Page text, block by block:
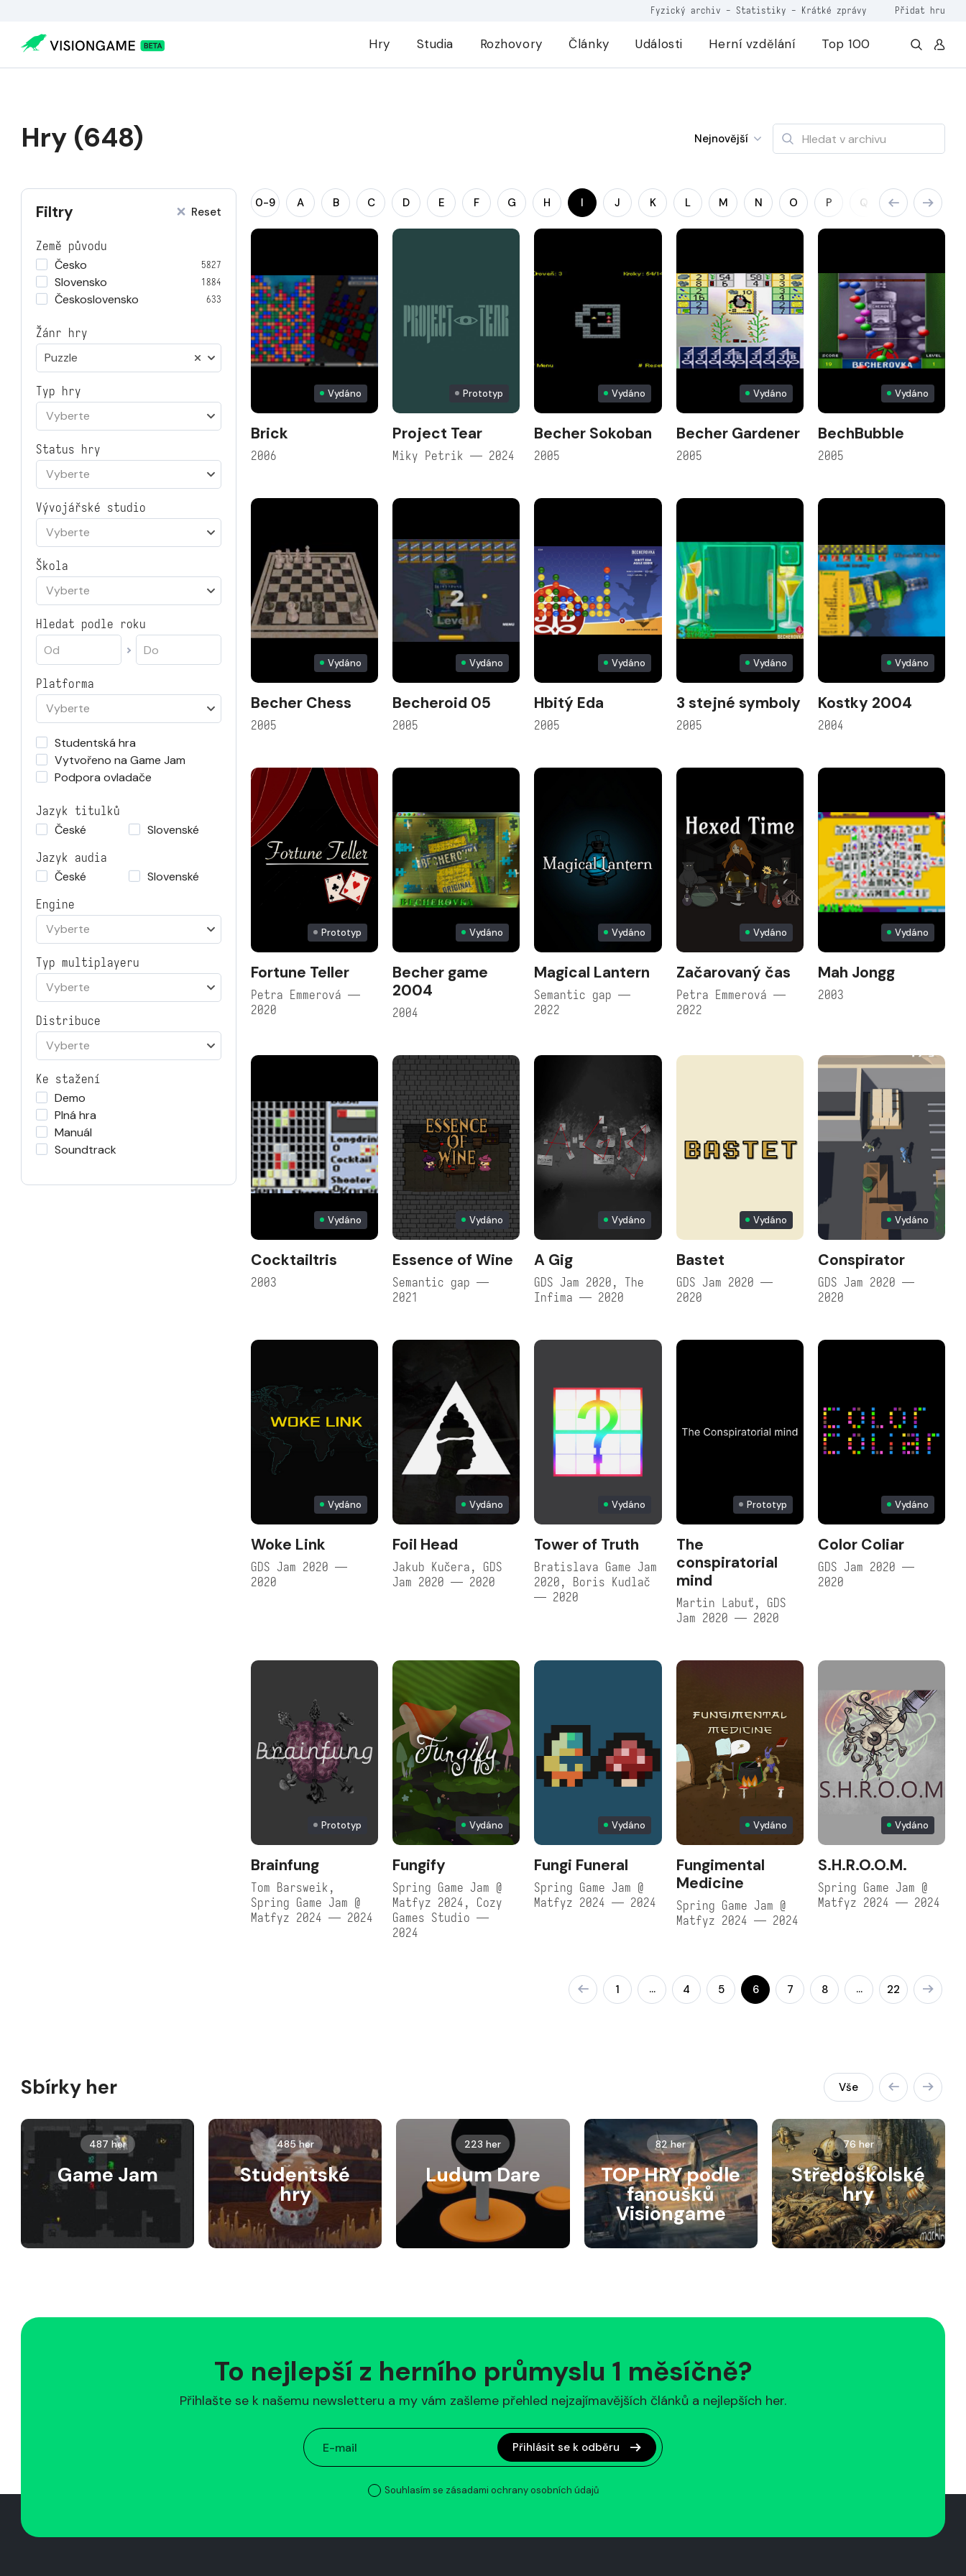
Fyzický archiv - Statistiky - Krátké zprávy Přidat hru
Hry Studia Rozhovory Články Události Herní vzdělání Top 100
Hry (648) Nejnovější
Filtry Reset
Země původu
Česko
5827
Slovensko 1884
Československo 633
Žánr hry
Puzzle
Typ hry
Vyberte
Status hry
Vyberte
Vývojářské studio
Vyberte
Škola
Vyberte
Hledat podle roku
Platforma
Vyberte
Studentská hra
Vytvořeno na Game Jam
Podpora ovladače
Jazyk titulků
České
Slovenské
Jazyk audia
České
Slovenské
Engine
Vyberte
Typ multiplayeru
Vyberte
Distribuce
Vyberte
Ke stažení
Demo
Plná hra
Manuál
Soundtrack
0-9 A B C D E F G H I J K L M N O P Q R S
Vydáno
Brick
2006
Prototyp
Project Tear
Miky Petrik — 2024
Vydáno
Becher Sokoban
2005
Vydáno
Becher Gardener
2005
Vydáno
BechBubble
2005
Vydáno
Becher Chess
2005
Vydáno
Becheroid 05
2005
Vydáno
Hbitý Eda
2005
Vydáno
3 stejné symboly
2005
Vydáno
Kostky 2004
2004
Prototyp
Fortune Teller
Petra Emmerová —
2020
Vydáno
Becher game
2004
2004
Vydáno
Magical Lantern
Semantic gap —
2022
Vydáno
Začarovaný čas
Petra Emmerová —
2022
Vydáno
Mah Jongg
2003
Vydáno
Cocktailtris
2003
Vydáno
Essence of Wine
Semantic gap —
2021
Vydáno
A Gig
GDS Jam 2020, The
Infima — 2020
Vydáno
Bastet
GDS Jam 2020 —
2020
Vydáno
Conspirator
GDS Jam 2020 —
2020
Vydáno
Woke Link
GDS Jam 2020 —
2020
Vydáno
Foil Head
Jakub Kučera, GDS
Jam 2020 — 2020
Vydáno
Tower of Truth
Bratislava Game Jam
2020, Boris Kudlač
— 2020
Prototyp
The
conspiratorial
mind
Martin Labuť, GDS
Jam 2020 — 2020
Vydáno
Color Coliar
GDS Jam 2020 —
2020
Prototyp
Brainfung
Tom Barsweik,
Spring Game Jam @
Matfyz 2024 — 2024
Vydáno
Fungify
Spring Game Jam @
Matfyz 2024, Cozy
Games Studio —
2024
Vydáno
Fungi Funeral
Spring Game Jam @
Matfyz 2024 — 2024
Vydáno
Fungimental
Medicine
Spring Game Jam @
Matfyz 2024 — 2024
Vydáno
S.H.R.O.O.M.
Spring Game Jam @
Matfyz 2024 — 2024
1 … 4 5 6 7 8 … 22
Sbírky her Vše
487 her
Game Jam
485 her
Studentské
hry
223 her
Ludum Dare
82 her
TOP HRY podle
fanoušků
Visiongame
76 her
Středoškolské
hry
To nejlepší z herního průmyslu 1 měsíčně?
Přihlašte se k našemu newsletteru a my vám zašleme přehled nejzajímavějších článků a nejlepších her.
Přihlásit se k odběru
Souhlasím se zásadami ochrany osobních údajů